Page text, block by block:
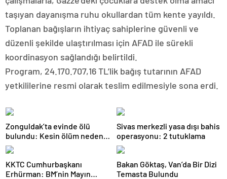
taşıyan dayanışma ruhu okullardan tüm kente yayıldı.
Toplanan bağışların ihtiyaç sahiplerine güvenli ve
düzenli şekilde ulaştırılması için AFAD ile sürekli
koordinasyon sağlandığı belirtildi.
Program, 24.170.707,16 TL’lik bağış tutarının AFAD
yetkililerine resmi olarak teslim edilmesiyle sona erdi.
Zonguldak’ta evinde ölü
bulundu: Kesin ölüm nedeni
otopsiyle belirlenecek
Sivas merkezli yasa dışı bahis
operasyonu: 2 tutuklama
KKTC Cumhurbaşkanı
Erhürman: BM’nin Mayın
Bakan Göktaş, Van’da Bir Dizi
Temasta Bulundu